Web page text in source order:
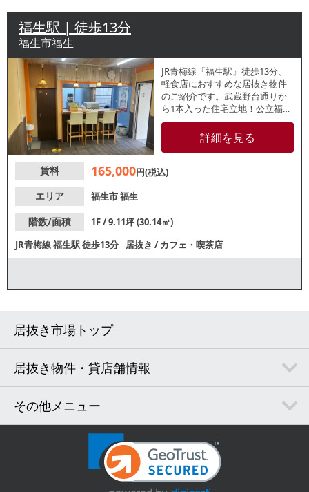
福生駅 | 徒歩13分
福生市福生
JR青梅線『福生駅』徒歩13分、
軽食店におすすめな居抜き物件
のご紹介です。武蔵野台通りか
ら1本入った住宅立地！公立福生
病院近くで、来訪者の休憩需要
や、周辺住民の集客が期待でき
ます。諸条件等、お気軽にお問
詳細を見る
賃料 165,000円(税込)
エリア
福生市福生
階数/面積
1F / 9.11坪 (30.14㎡)
JR青梅線福生駅徒歩13分 居抜き /カフェ・喫茶店
居抜き市場トップ
居抜き物件・貸店舗情報
その他メニュー